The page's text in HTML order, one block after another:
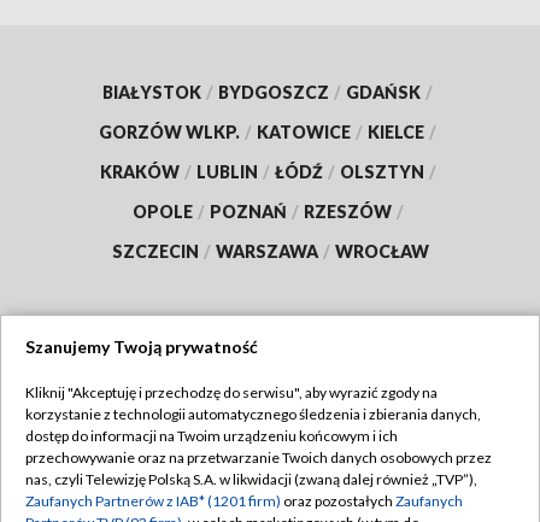
BIAŁYSTOK / BYDGOSZCZ / GDAŃSK /
GORZÓW WLKP. / KATOWICE / KIELCE /
KRAKÓW / LUBLIN / ŁÓDŹ / OLSZTYN /
OPOLE / POZNAŃ / RZESZÓW /
SZCZECIN / WARSZAWA / WROCŁAW
TVP
Abonament TVP
Emisja w TVP
Regulamin TVP
Polityka prywatności
Szanujemy Twoją prywatność
Kliknij "Akceptuję i przechodzę do serwisu", aby wyrazić zgody na
korzystanie z technologii automatycznego śledzenia i zbierania danych,
dostęp do informacji na Twoim urządzeniu końcowym i ich
przechowywanie oraz na przetwarzanie Twoich danych osobowych przez
nas, czyli Telewizję Polską S.A. w likwidacji (zwaną dalej również „TVP”),
Zaufanych Partnerów z IAB* (1201 firm) oraz pozostałych Zaufanych